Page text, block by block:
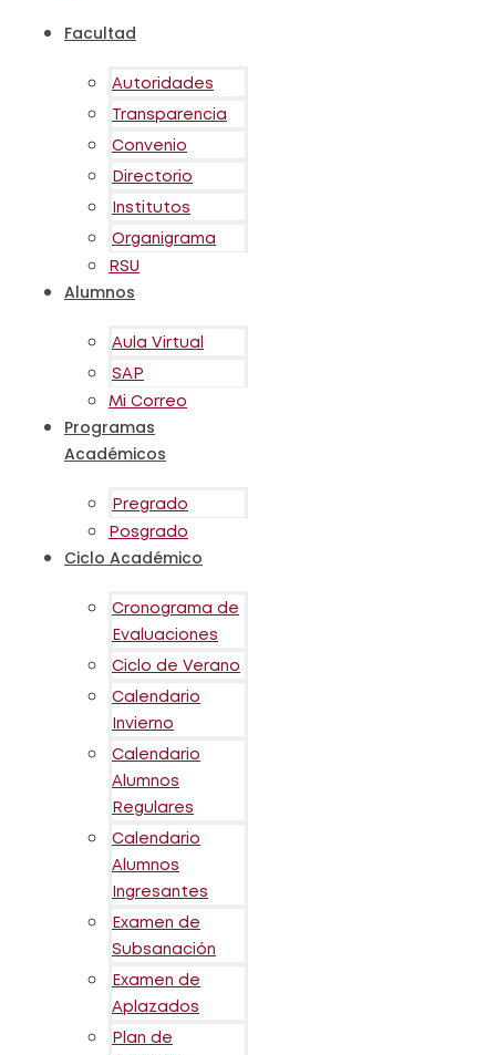
Facultad
Autoridades
Transparencia
Convenio
Directorio
Institutos
Organigrama
RSU
Alumnos
Aula Virtual
SAP
Mi Correo
Programas
Académicos
Pregrado
Posgrado
Ciclo Académico
Cronograma de
Evaluaciones
Ciclo de Verano
Calendario
Invierno
Calendario
Alumnos
Regulares
Calendario
Alumnos
Ingresantes
Examen de
Subsanación
Examen de
Aplazados
Plan de